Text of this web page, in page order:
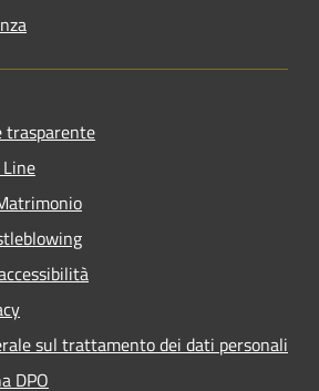
trasparente
sul trattamento dei dati personali
DPO